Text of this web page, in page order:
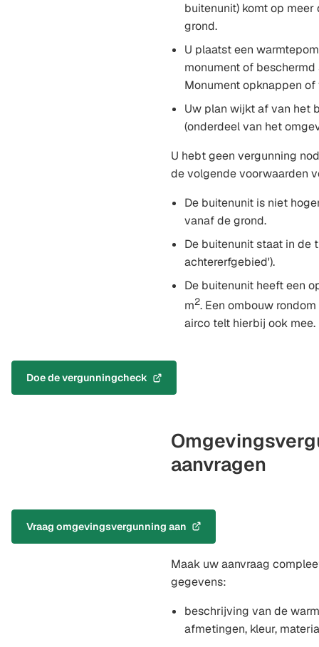
buitenunit) komt op meer
grond.
U plaatst een
monument of
Monument opknappen
Uw plan wijkt af van het
(onderdeel van het
U hebt geen vergunning
de volgende voorwaarden
De buitenunit is niet
vanaf de grond.
De buitenunit staat in de
achtererfgebied').
De buitenunit heeft een
m2. Een ombouw
airco telt hierbij ook mee.
Doe de vergunningcheck
(Verwijst
aanvragen
Vraag omgevingsvergunning aan
(Verwijst
Maak uw aanvraag
gegevens:
beschrijving van de
afmetingen, kleur,